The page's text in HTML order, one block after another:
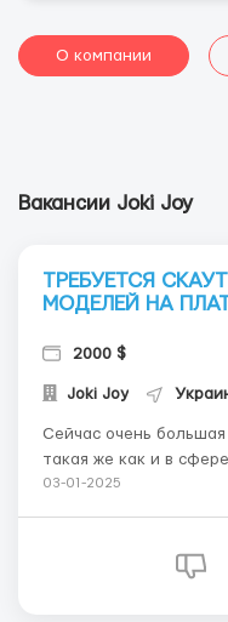
О компании
Вакансии Joki Joy
ТРЕБУЕТСЯ
МОДЕЛЕЙ НА
2000 $
Joki Joy
Сейчас очень
такая же как и в
агентство уникально
именно на нас? ✅ У нас все прозрачно и открыто,
03-01-2025